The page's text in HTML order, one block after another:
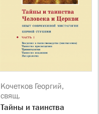
Кочетков Георгий,
свящ.
Тайны и таинства